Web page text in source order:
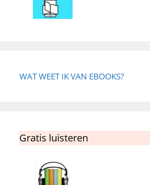
WAT WEET IK VAN EBOOKS?
Gratis luisteren